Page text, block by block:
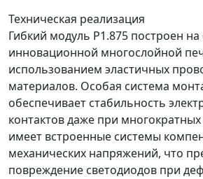
Техническая реализация
Гибкий модуль P1.875 построен
инновационной многослойной
использованием эластичных
материалов. Особая система
обеспечивает стабильность
контактов даже при
имеет встроенные системы
механических напряжений, что
повреждение светодиодов при